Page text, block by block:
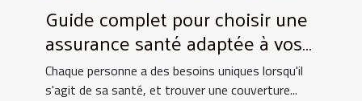
Guide complet pour choisir une
assurance santé adaptée à vos
besoins spécifiques
Chaque personne a des besoins uniques lorsqu'il
s'agit de sa santé, et trouver une couverture...